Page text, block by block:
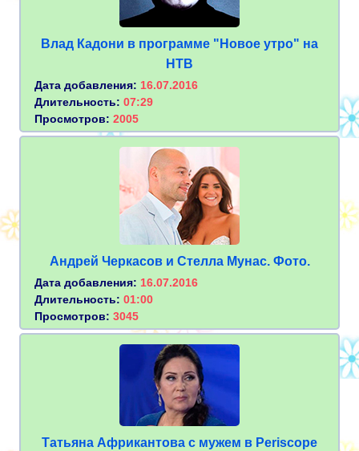
Влад Кадони в программе "Новое утро" на
НТВ
Дата добавления: 16.07.2016
Длительность: 07:29
Просмотров: 2005
Андрей Черкасов и Стелла Мунас. Фото.
Дата добавления: 16.07.2016
Длительность: 01:00
Просмотров: 3045
Татьяна Африкантова с мужем в Periscope